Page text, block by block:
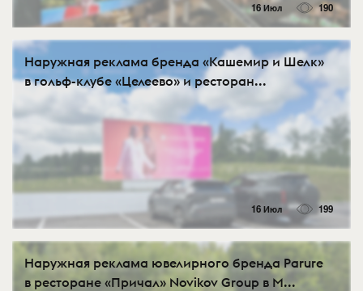
16 Июл 190
Наружная реклама бренда «Кашемир и Шелк»
в гольф-клубе «Целеево» и ресторан...
16 Июл 199
Наружная реклама ювелирного бренда Parure
в ресторане «Причал» Novikov Group в М...